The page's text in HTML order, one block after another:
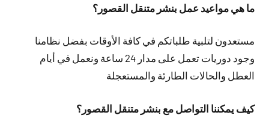
ما هي مواعيد عمل بنشر متنقل القصور؟
مستعدون لتلبية طلباتكم في كافة الأوقات بفضل نظامنا
وجود دوريات تعمل على مدار 24 ساعة ونعمل في أيام
العطل والحالات الطارئة والمستعجلة
كيف يمكننا التواصل مع بنشر متنقل القصور؟